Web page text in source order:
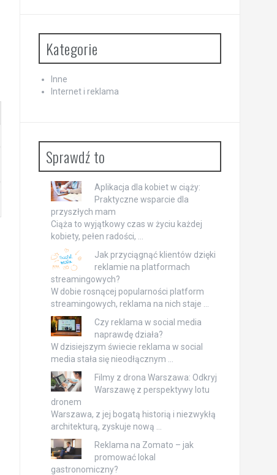
Kategorie
Inne
Internet i reklama
Sprawdź to
Aplikacja dla kobiet w ciąży:
Praktyczne wsparcie dla
przyszłych mam
Ciąża to wyjątkowy czas w życiu każdej
kobiety, pełen radości, …
Jak przyciągnąć klientów dzięki
reklamie na platformach
streamingowych?
W dobie rosnącej popularności platform
streamingowych, reklama na nich staje …
Czy reklama w social media
naprawdę działa?
W dzisiejszym świecie reklama w social
media stała się nieodłącznym …
Filmy z drona Warszawa: Odkryj
Warszawę z perspektywy lotu
dronem
Warszawa, z jej bogatą historią i niezwykłą
architekturą, zyskuje nową …
Reklama na Zomato – jak
promować lokal
gastronomiczny?